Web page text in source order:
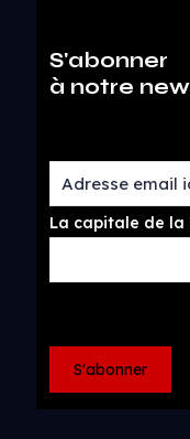
S'abonner
à notre
La capitale de la